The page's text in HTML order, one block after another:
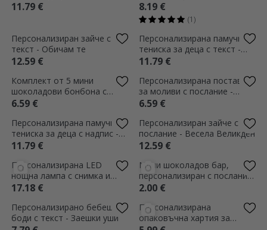
Малка подаръчна торбичка
с персонализиран текст -
Великден
3.99 €
Персонализирано бебешко
боди с текст - Първа
Великден в три
7.79 €